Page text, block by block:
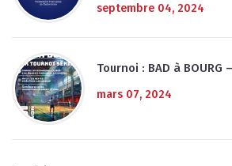
septembre 04, 2024
Tournoi : BAD à BOURG
mars 07, 2024